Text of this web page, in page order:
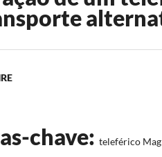
chave: teleférico